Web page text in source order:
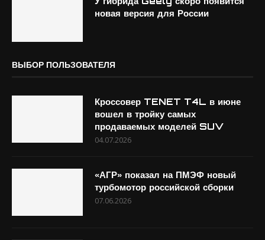
новая версия для России
ВЫБОР ПОЛЬЗОВАТЕЛЯ
Кроссовер TENET T4L в июне
вошел в тройку самых
продаваемых моделей SUV
04.07.2026
«АГР» показал на ПМЭФ новый
турбомотор российской сборки
07.06.2026